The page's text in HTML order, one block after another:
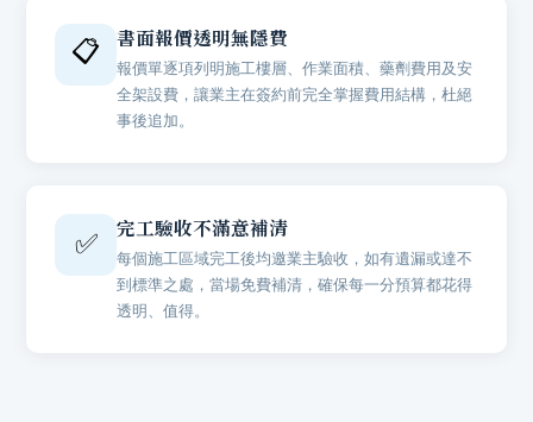
📋 書面報價透明無隱費
報價單逐項列明施工樓層、作業面積、藥劑費用及安
全架設費，讓業主在簽約前完全掌握費用結構，杜絕
事後追加。
✅
完工驗收不滿意補清
每個施工區域完工後均邀業主驗收，如有遺漏或達不
到標準之處，當場免費補清，確保每一分預算都花得
透明、值得。